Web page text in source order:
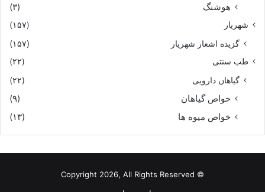
هوشنگ
(۳)
شهریار (۱۵۷)
گزیده اشعار شهریار (۱۵۷)
طب سنتی (۲۲)
گیاهان دارویی (۲۲)
خواص گیاهان
(۹)
خواص میوه ها
(۱۳)
© Copyright 2026, All Rights Reserved